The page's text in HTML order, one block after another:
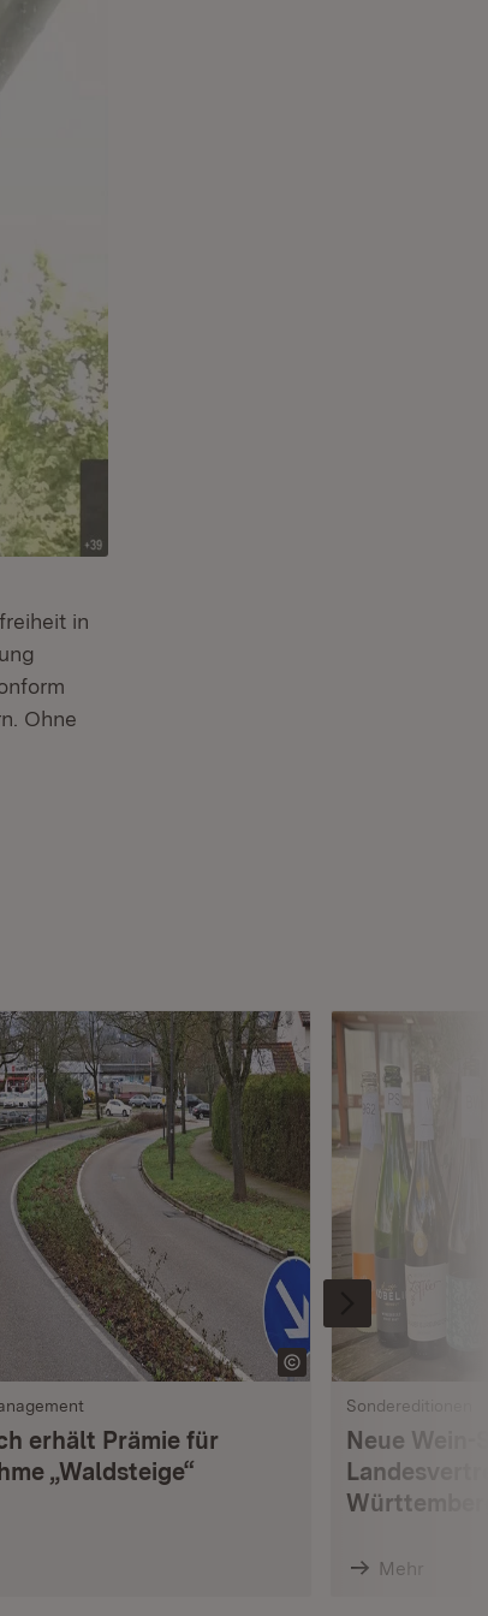
in
Ohne
erhält Prämie für
„Waldsteige“
Sondereditionen
Neue
Mehr